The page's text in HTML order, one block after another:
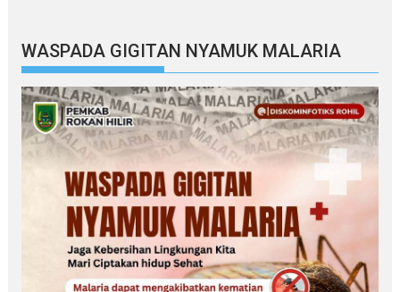
WASPADA GIGITAN NYAMUK MALARIA